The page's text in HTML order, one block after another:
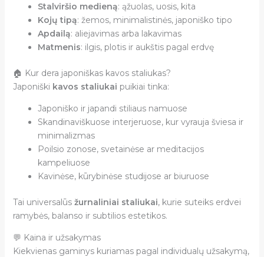
Stalviršio medieną: ąžuolas, uosis, kita
Kojų tipą: žemos, minimalistinės, japoniško tipo
Apdailą: aliejavimas arba lakavimas
Matmenis: ilgis, plotis ir aukštis pagal erdvę
🏠 Kur dera japoniškas kavos staliukas?
Japoniški kavos staliukai puikiai tinka:
Japoniško ir japandi stiliaus namuose
Skandinaviškuose interjeruose, kur vyrauja šviesa ir
minimalizmas
Poilsio zonose, svetainėse ar meditacijos
kampeliuose
Kavinėse, kūrybinėse studijose ar biuruose
Tai universalūs žurnaliniai staliukai, kurie suteiks erdvei
ramybės, balanso ir subtilios estetikos.
💬 Kaina ir užsakymas
Kiekvienas gaminys kuriamas pagal individualų užsakymą,